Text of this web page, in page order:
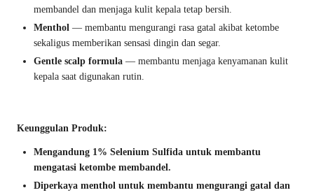
membandel dan menjaga kulit kepala tetap bersih.
Menthol — membantu mengurangi rasa gatal akibat ketombe
sekaligus memberikan sensasi dingin dan segar.
Gentle scalp formula — membantu menjaga kenyamanan kulit
kepala saat digunakan rutin.
Keunggulan Produk:
Mengandung 1% Selenium Sulfida untuk membantu
mengatasi ketombe membandel.
Diperkaya menthol untuk membantu mengurangi gatal dan